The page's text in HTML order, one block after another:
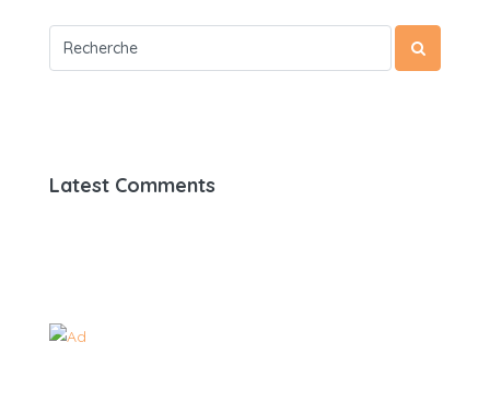
Latest Comments